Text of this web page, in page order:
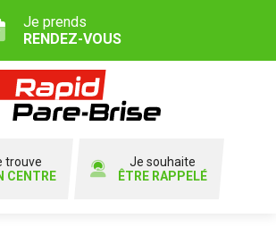
Je prends
RENDEZ-VOUS
trouve
CENTRE
Je souhaite
ÊTRE RAPPELÉ